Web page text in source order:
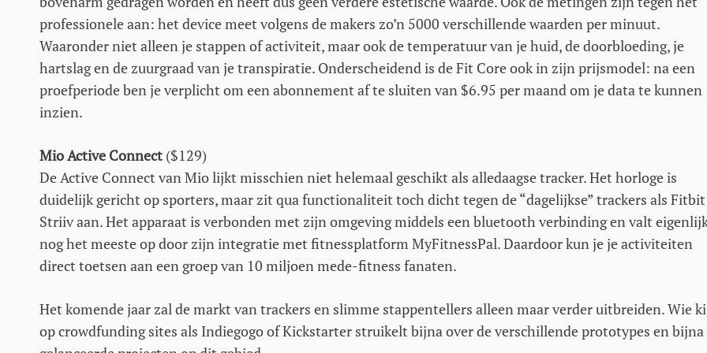
professionele aan: het device meet volgens de makers zo’n 5000 verschillende waarden per minuut.
Waaronder niet alleen je stappen of activiteit, maar ook de temperatuur van je huid, de doorbloeding, je
hartslag en de zuurgraad van je transpiratie. Onderscheidend is de Fit Core ook in zijn prijsmodel: na een
proefperiode ben je verplicht om een abonnement af te sluiten van $6.95 per maand om je data te kunnen
inzien.
Mio Active Connect($129)
De Active Connect van Mio lijkt misschien niet helemaal geschikt als alledaagse tracker. Het horloge is
duidelijk gericht op sporters, maar zit qua functionaliteit toch dicht tegen de “dagelijkse” trackers als
Striiv aan. Het apparaat is verbonden met zijn omgeving middels een bluetooth verbinding en valt
nog het meeste op door zijn integratie met fitnessplatform MyFitnessPal. Daardoor kun je je activiteiten
direct toetsen aan een groep van 10 miljoen mede-fitness fanaten.
Het komende jaar zal de markt van trackers en slimme stappentellers alleen maar verder uitbreiden. Wie
op crowdfunding sites als Indiegogo of Kickstarter struikelt bijna over de verschillende prototypes en bijna